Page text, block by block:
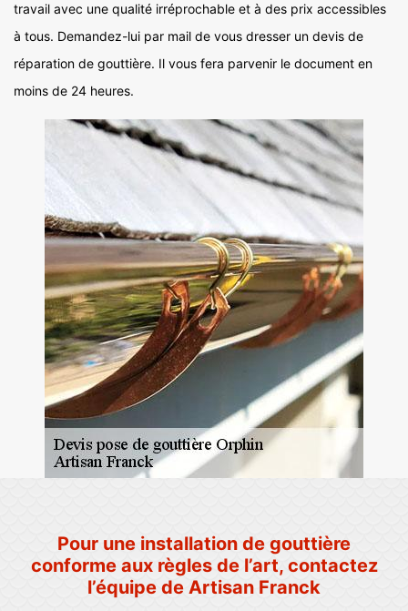
travail avec une qualité irréprochable et à des prix accessibles
à tous. Demandez-lui par mail de vous dresser un devis de
réparation de gouttière. Il vous fera parvenir le document en
moins de 24 heures.
Pour une installation de gouttière
conforme aux règles de l’art, contactez
l’équipe de Artisan Franck